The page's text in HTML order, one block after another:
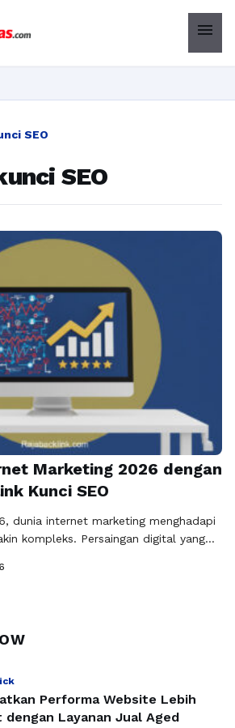
menu
SEO
SEO
Marketing 2026 dengan
Kunci SEO
dunia internet marketing menghadapi
kompleks. Persaingan digital yang
yang semakin tinggi menuntut
Selengkapnya
Performa Website Lebih
dengan Layanan Jual Aged